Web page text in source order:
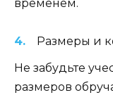
временем.
Размеры и
Не забудьте
размеров